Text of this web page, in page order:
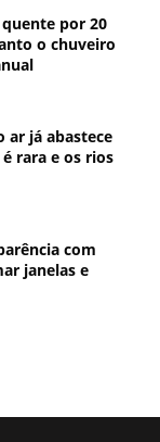
por 20
o chuveiro
ar já abastece
rara e os rios
com
janelas e